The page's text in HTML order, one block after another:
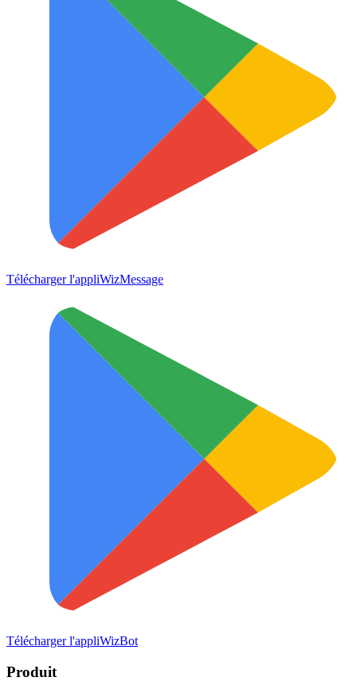
Télécharger l'appliWizMessage
Télécharger l'appliWizBot
Produit